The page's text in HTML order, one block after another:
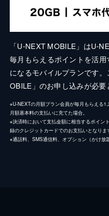
「U-NEXT MOBILE」はU-
毎月もらえるポイントを活
になるモバイルプランです
OBILE」のお申し込みが必要
※U-NEXTの月額プラン会員が毎月もらえる
月額基本料の支払いに充てた場合。
※決済時において支払金額に相当するポイン
録のクレジットカードでのお支払いとなりま
※通話料、SMS通信料、オプション（かけ放